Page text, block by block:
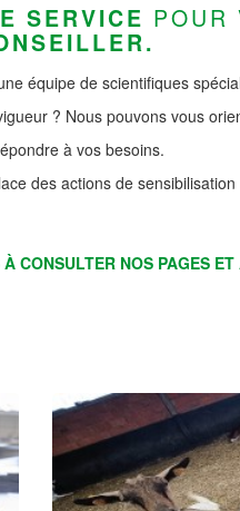
SERVICE POUR
équipe de scientifiques
? Nous pouvons vous
à vos besoins.
des actions de
CONSULTER NOS PAGES